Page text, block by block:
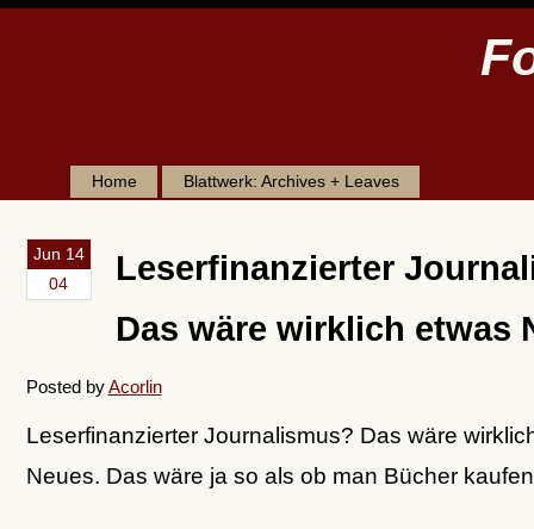
Home Blattwerk: Archives + Leaves
Jun 14
04
Leserfinanzierter
Das wäre wirklich etwas
Posted byAcorlin
Leserfinanzierter Journalismus? Das wäre
Neues. Das wäre ja so als ob man Bücher